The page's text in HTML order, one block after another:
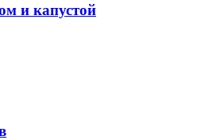
и капустой